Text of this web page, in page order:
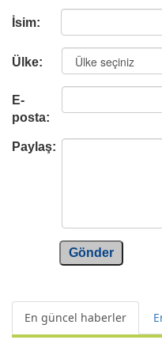
İsim:
Ülke:
E-
posta:
Paylaş:
Gönder
En güncel haberler